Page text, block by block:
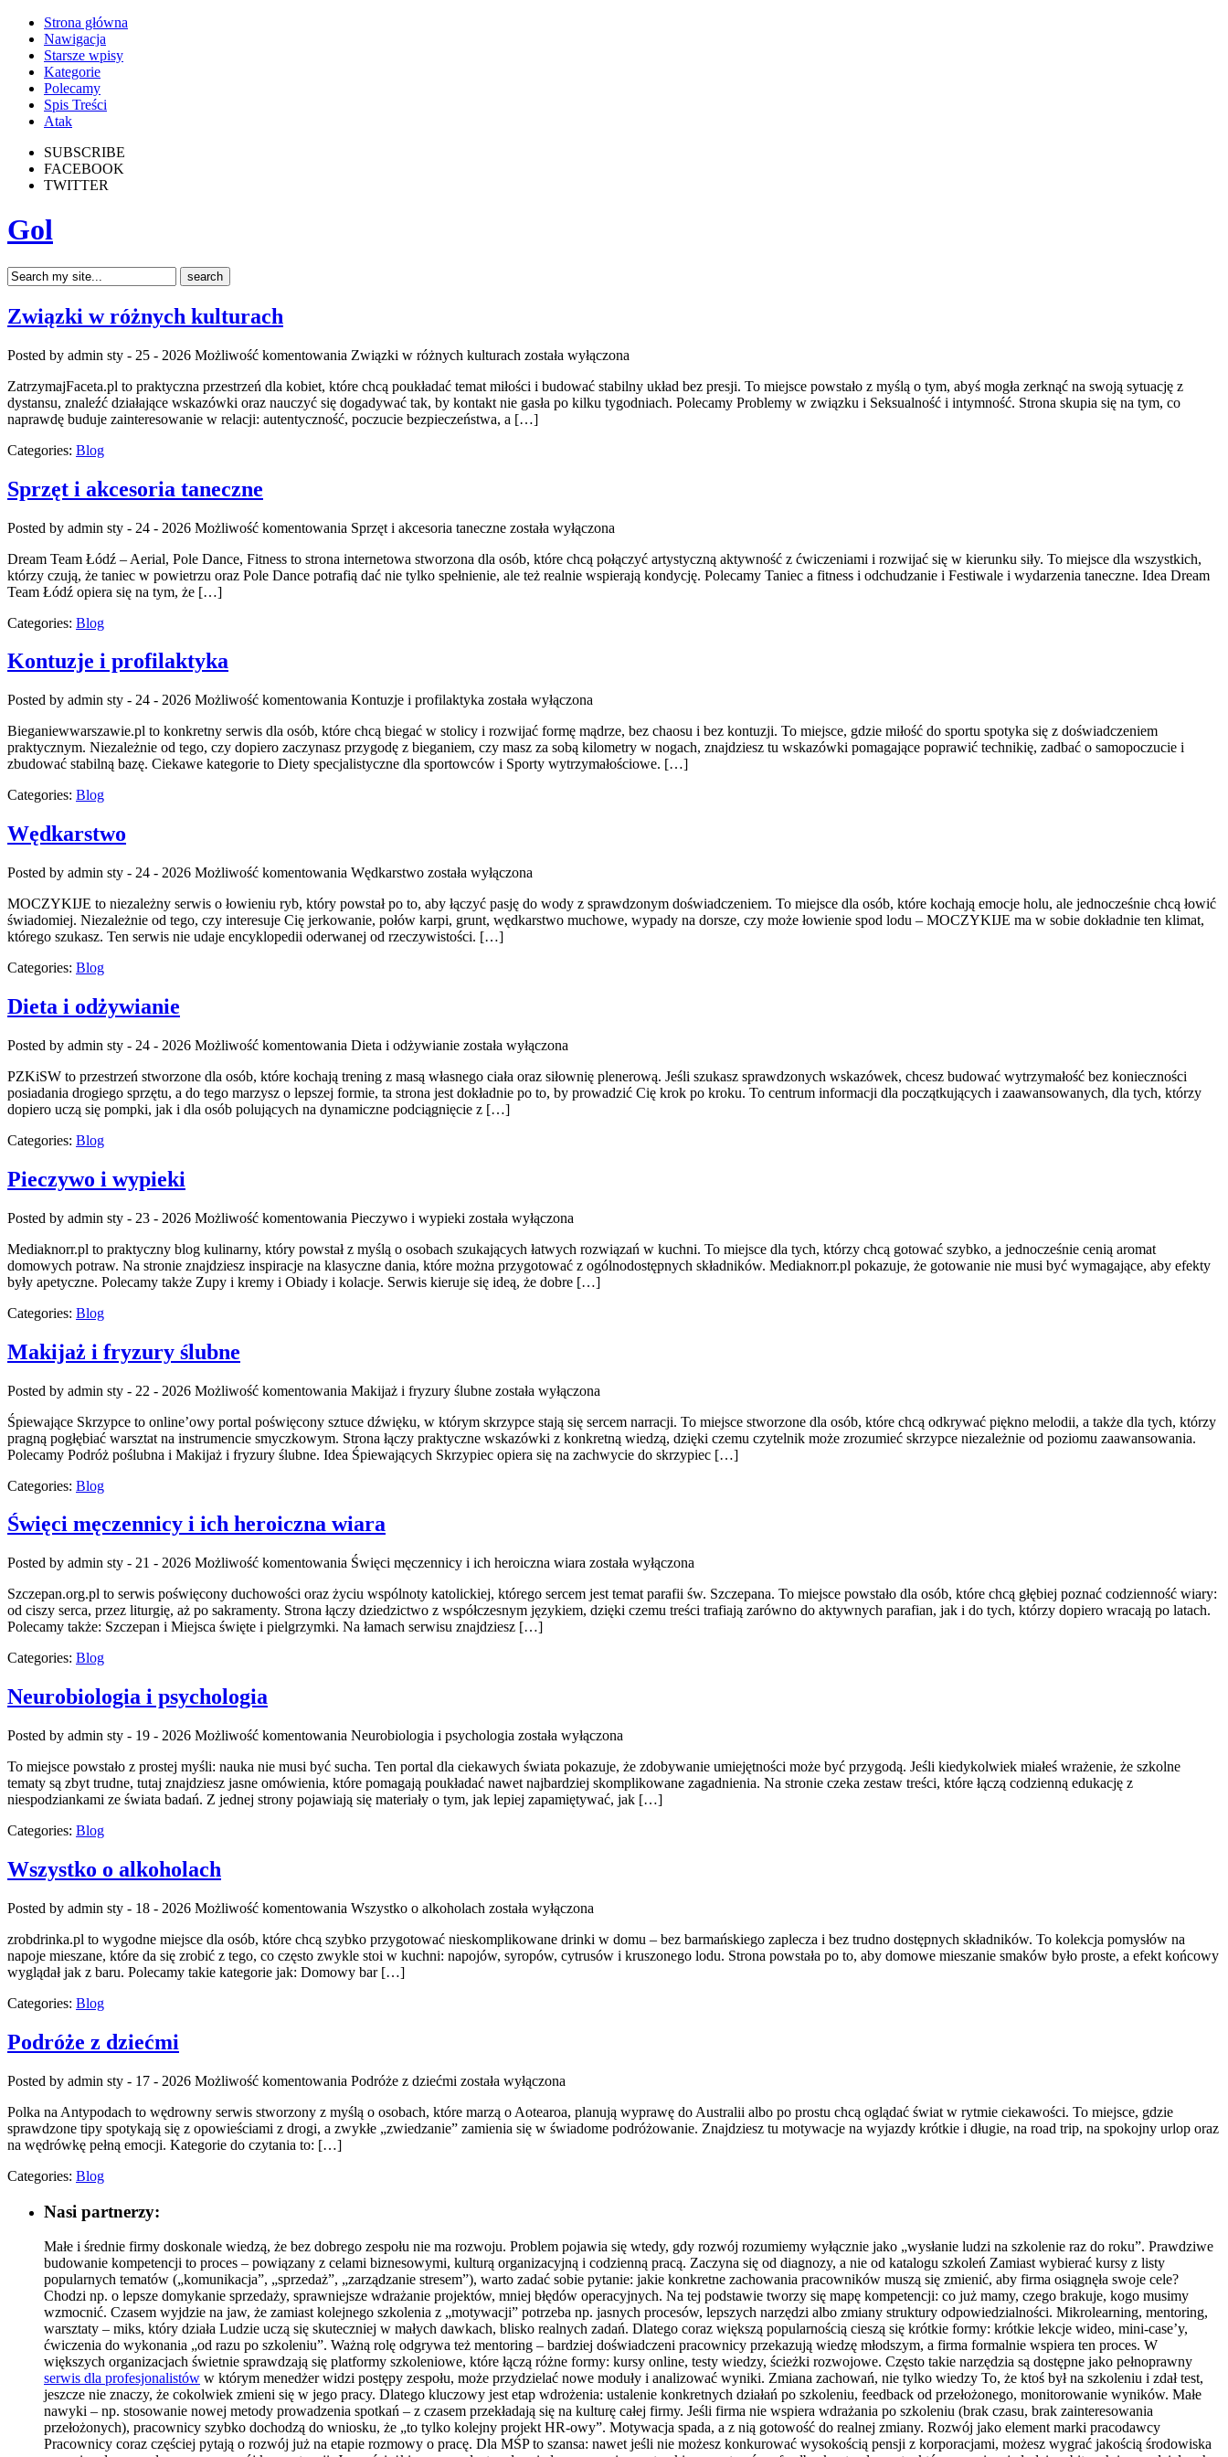
Strona główna
Nawigacja
Starsze wpisy
Kategorie
Polecamy
Spis Treści
Atak
SUBSCRIBE
FACEBOOK
TWITTER
Gol
Związki w różnych kulturach
Posted by admin sty - 25 - 2026 Możliwość komentowania Związki w różnych kulturach została wyłączona
ZatrzymajFaceta.pl to praktyczna przestrzeń dla kobiet, które chcą poukładać temat miłości i budować stabilny układ bez presji. To miejsce powstało z myślą o tym, abyś mogła zerknąć na swoją sytuację z
dystansu, znaleźć działające wskazówki oraz nauczyć się dogadywać tak, by kontakt nie gasła po kilku tygodniach. Polecamy Problemy w związku i Seksualność i intymność. Strona skupia się na tym, co
naprawdę buduje zainteresowanie w relacji: autentyczność, poczucie bezpieczeństwa, a […]
Categories: Blog
Sprzęt i akcesoria taneczne
Posted by admin sty - 24 - 2026 Możliwość komentowania Sprzęt i akcesoria taneczne została wyłączona
Dream Team Łódź – Aerial, Pole Dance, Fitness to strona internetowa stworzona dla osób, które chcą połączyć artystyczną aktywność z ćwiczeniami i rozwijać się w kierunku siły. To miejsce dla wszystkich,
którzy czują, że taniec w powietrzu oraz Pole Dance potrafią dać nie tylko spełnienie, ale też realnie wspierają kondycję. Polecamy Taniec a fitness i odchudzanie i Festiwale i wydarzenia taneczne. Idea Dream
Team Łódź opiera się na tym, że […]
Categories: Blog
Kontuzje i profilaktyka
Posted by admin sty - 24 - 2026 Możliwość komentowania Kontuzje i profilaktyka została wyłączona
Bieganiewwarszawie.pl to konkretny serwis dla osób, które chcą biegać w stolicy i rozwijać formę mądrze, bez chaosu i bez kontuzji. To miejsce, gdzie miłość do sportu spotyka się z doświadczeniem
praktycznym. Niezależnie od tego, czy dopiero zaczynasz przygodę z bieganiem, czy masz za sobą kilometry w nogach, znajdziesz tu wskazówki pomagające poprawić technikię, zadbać o samopoczucie i
zbudować stabilną bazę. Ciekawe kategorie to Diety specjalistyczne dla sportowców i Sporty wytrzymałościowe. […]
Categories: Blog
Wędkarstwo
Posted by admin sty - 24 - 2026 Możliwość komentowania Wędkarstwo została wyłączona
MOCZYKIJE to niezależny serwis o łowieniu ryb, który powstał po to, aby łączyć pasję do wody z sprawdzonym doświadczeniem. To miejsce dla osób, które kochają emocje holu, ale jednocześnie chcą łowić
świadomiej. Niezależnie od tego, czy interesuje Cię jerkowanie, połów karpi, grunt, wędkarstwo muchowe, wypady na dorsze, czy może łowienie spod lodu – MOCZYKIJE ma w sobie dokładnie ten klimat,
którego szukasz. Ten serwis nie udaje encyklopedii oderwanej od rzeczywistości. […]
Categories: Blog
Dieta i odżywianie
Posted by admin sty - 24 - 2026 Możliwość komentowania Dieta i odżywianie została wyłączona
PZKiSW to przestrzeń stworzone dla osób, które kochają trening z masą własnego ciała oraz siłownię plenerową. Jeśli szukasz sprawdzonych wskazówek, chcesz budować wytrzymałość bez konieczności
posiadania drogiego sprzętu, a do tego marzysz o lepszej formie, ta strona jest dokładnie po to, by prowadzić Cię krok po kroku. To centrum informacji dla początkujących i zaawansowanych, dla tych, którzy
dopiero uczą się pompki, jak i dla osób polujących na dynamiczne podciągnięcie z […]
Categories: Blog
Pieczywo i wypieki
Posted by admin sty - 23 - 2026 Możliwość komentowania Pieczywo i wypieki została wyłączona
Mediaknorr.pl to praktyczny blog kulinarny, który powstał z myślą o osobach szukających łatwych rozwiązań w kuchni. To miejsce dla tych, którzy chcą gotować szybko, a jednocześnie cenią aromat
domowych potraw. Na stronie znajdziesz inspiracje na klasyczne dania, które można przygotować z ogólnodostępnych składników. Mediaknorr.pl pokazuje, że gotowanie nie musi być wymagające, aby efekty
były apetyczne. Polecamy także Zupy i kremy i Obiady i kolacje. Serwis kieruje się ideą, że dobre […]
Categories: Blog
Makijaż i fryzury ślubne
Posted by admin sty - 22 - 2026 Możliwość komentowania Makijaż i fryzury ślubne została wyłączona
Śpiewające Skrzypce to online’owy portal poświęcony sztuce dźwięku, w którym skrzypce stają się sercem narracji. To miejsce stworzone dla osób, które chcą odkrywać piękno melodii, a także dla tych, którzy
pragną pogłębiać warsztat na instrumencie smyczkowym. Strona łączy praktyczne wskazówki z konkretną wiedzą, dzięki czemu czytelnik może zrozumieć skrzypce niezależnie od poziomu zaawansowania.
Polecamy Podróż poślubna i Makijaż i fryzury ślubne. Idea Śpiewających Skrzypiec opiera się na zachwycie do skrzypiec […]
Categories: Blog
Święci męczennicy i ich heroiczna wiara
Posted by admin sty - 21 - 2026 Możliwość komentowania Święci męczennicy i ich heroiczna wiara została wyłączona
Szczepan.org.pl to serwis poświęcony duchowości oraz życiu wspólnoty katolickiej, którego sercem jest temat parafii św. Szczepana. To miejsce powstało dla osób, które chcą głębiej poznać codzienność wiary:
od ciszy serca, przez liturgię, aż po sakramenty. Strona łączy dziedzictwo z współczesnym językiem, dzięki czemu treści trafiają zarówno do aktywnych parafian, jak i do tych, którzy dopiero wracają po latach.
Polecamy także: Szczepan i Miejsca święte i pielgrzymki. Na łamach serwisu znajdziesz […]
Categories: Blog
Neurobiologia i psychologia
Posted by admin sty - 19 - 2026 Możliwość komentowania Neurobiologia i psychologia została wyłączona
To miejsce powstało z prostej myśli: nauka nie musi być sucha. Ten portal dla ciekawych świata pokazuje, że zdobywanie umiejętności może być przygodą. Jeśli kiedykolwiek miałeś wrażenie, że szkolne
tematy są zbyt trudne, tutaj znajdziesz jasne omówienia, które pomagają poukładać nawet najbardziej skomplikowane zagadnienia. Na stronie czeka zestaw treści, które łączą codzienną edukację z
niespodziankami ze świata badań. Z jednej strony pojawiają się materiały o tym, jak lepiej zapamiętywać, jak […]
Categories: Blog
Wszystko o alkoholach
Posted by admin sty - 18 - 2026 Możliwość komentowania Wszystko o alkoholach została wyłączona
zrobdrinka.pl to wygodne miejsce dla osób, które chcą szybko przygotować nieskomplikowane drinki w domu – bez barmańskiego zaplecza i bez trudno dostępnych składników. To kolekcja pomysłów na
napoje mieszane, które da się zrobić z tego, co często zwykle stoi w kuchni: napojów, syropów, cytrusów i kruszonego lodu. Strona powstała po to, aby domowe mieszanie smaków było proste, a efekt końcowy
wyglądał jak z baru. Polecamy takie kategorie jak: Domowy bar […]
Categories: Blog
Podróże z dziećmi
Posted by admin sty - 17 - 2026 Możliwość komentowania Podróże z dziećmi została wyłączona
Polka na Antypodach to wędrowny serwis stworzony z myślą o osobach, które marzą o Aotearoa, planują wyprawę do Australii albo po prostu chcą oglądać świat w rytmie ciekawości. To miejsce, gdzie
sprawdzone tipy spotykają się z opowieściami z drogi, a zwykłe „zwiedzanie” zamienia się w świadome podróżowanie. Znajdziesz tu motywacje na wyjazdy krótkie i długie, na road trip, na spokojny urlop oraz
na wędrówkę pełną emocji. Kategorie do czytania to: […]
Categories: Blog
Nasi partnerzy:
Małe i średnie firmy doskonale wiedzą, że bez dobrego zespołu nie ma rozwoju. Problem pojawia się wtedy, gdy rozwój rozumiemy wyłącznie jako „wysłanie ludzi na szkolenie raz do roku”. Prawdziwe
budowanie kompetencji to proces – powiązany z celami biznesowymi, kulturą organizacyjną i codzienną pracą. Zaczyna się od diagnozy, a nie od katalogu szkoleń Zamiast wybierać kursy z listy
popularnych tematów („komunikacja”, „sprzedaż”, „zarządzanie stresem”), warto zadać sobie pytanie: jakie konkretne zachowania pracowników muszą się zmienić, aby firma osiągnęła swoje cele?
Chodzi np. o lepsze domykanie sprzedaży, sprawniejsze wdrażanie projektów, mniej błędów operacyjnych. Na tej podstawie tworzy się mapę kompetencji: co już mamy, czego brakuje, kogo musimy
wzmocnić. Czasem wyjdzie na jaw, że zamiast kolejnego szkolenia z „motywacji” potrzeba np. jasnych procesów, lepszych narzędzi albo zmiany struktury odpowiedzialności. Mikrolearning, mentoring,
warsztaty – miks, który działa Ludzie uczą się skuteczniej w małych dawkach, blisko realnych zadań. Dlatego coraz większą popularnością cieszą się krótkie formy: krótkie lekcje wideo, mini-case’y,
ćwiczenia do wykonania „od razu po szkoleniu”. Ważną rolę odgrywa też mentoring – bardziej doświadczeni pracownicy przekazują wiedzę młodszym, a firma formalnie wspiera ten proces. W
większych organizacjach świetnie sprawdzają się platformy szkoleniowe, które łączą różne formy: kursy online, testy wiedzy, ścieżki rozwojowe. Często takie narzędzia są dostępne jako pełnoprawny
serwis dla profesjonalistów w którym menedżer widzi postępy zespołu, może przydzielać nowe moduły i analizować wyniki. Zmiana zachowań, nie tylko wiedzy To, że ktoś był na szkoleniu i zdał test,
jeszcze nie znaczy, że cokolwiek zmieni się w jego pracy. Dlatego kluczowy jest etap wdrożenia: ustalenie konkretnych działań po szkoleniu, feedback od przełożonego, monitorowanie wyników. Małe
nawyki – np. stosowanie nowej metody prowadzenia spotkań – z czasem przekładają się na kulturę całej firmy. Jeśli firma nie wspiera wdrażania po szkoleniu (brak czasu, brak zainteresowania
przełożonych), pracownicy szybko dochodzą do wniosku, że „to tylko kolejny projekt HR-owy”. Motywacja spada, a z nią gotowość do realnej zmiany. Rozwój jako element marki pracodawcy
Pracownicy coraz częściej pytają o rozwój już na etapie rozmowy o pracę. Dla MŚP to szansa: nawet jeśli nie możesz konkurować wysokością pensji z korporacjami, możesz wygrać jakością środowiska